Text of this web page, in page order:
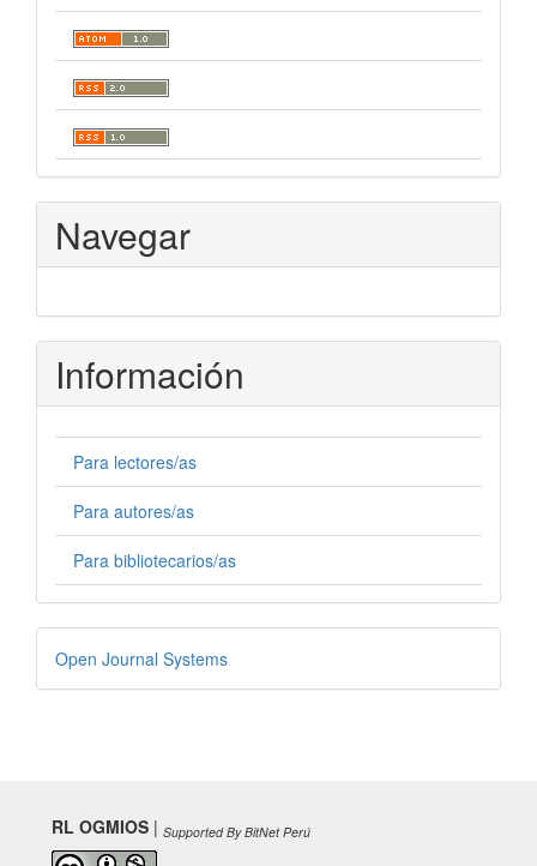
Navegar
Información
Para lectores/as
Para autores/as
Para bibliotecarios/as
Desarrollado
por
Open Journal Systems
RL OGMIOS | Supported By BitNet Perú